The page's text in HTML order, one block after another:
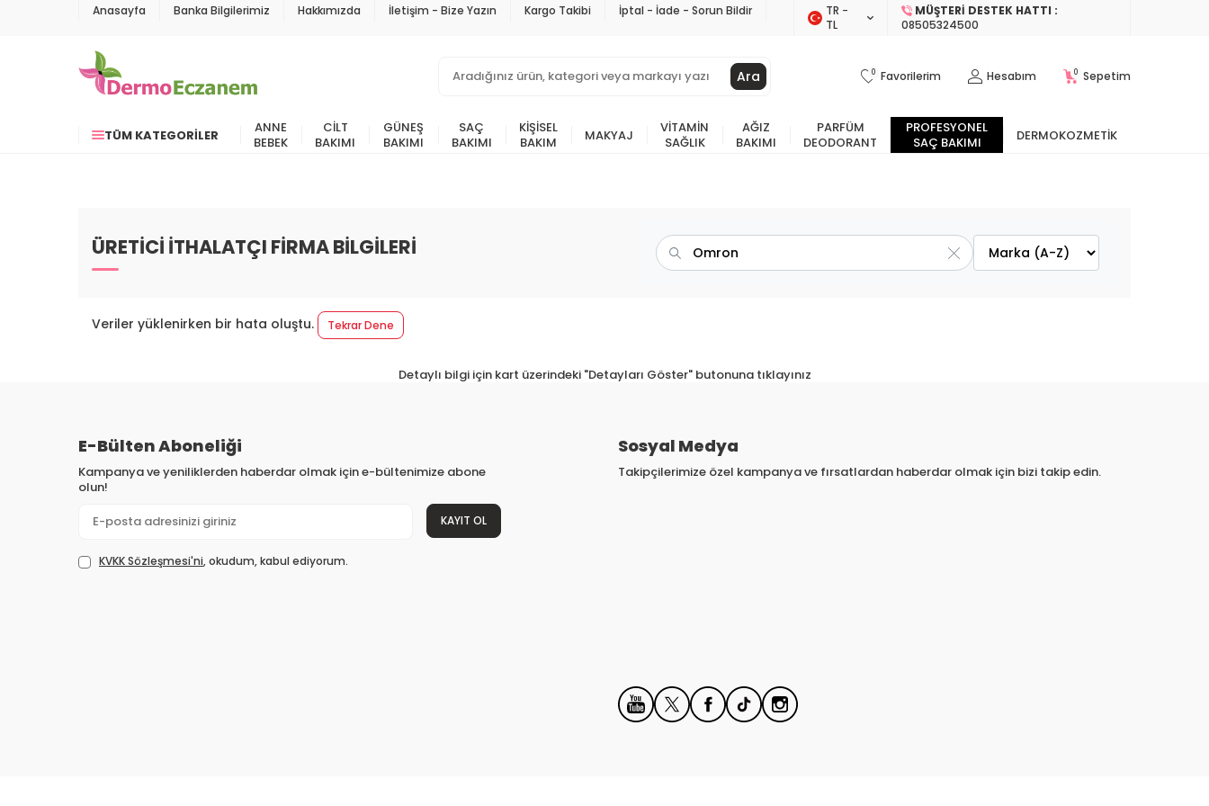
Anasayfa Banka Bilgilerimiz Hakkımızda İletişim - Bize Yazın Kargo Takibi İptal - İade - Sorun Bildir
TR −
TL
MÜŞTERI DESTEK HATTI :
08505324500
Ara 0 Favorilerim Hesabım 0 Sepetim
TÜM KATEGORILER
ANNE
BEBEK
CILT
BAKIMI
GÜNEŞ
BAKIMI
SAÇ
BAKIMI
KIŞISEL
BAKIM
MAKYAJ
VITAMIN
SAĞLIK
AĞIZ
BAKIMI
PARFÜM
DEODORANT
PROFESYONEL
SAÇ BAKIMI
DERMOKOZMETIK
ÜRETİCİ İTHALATÇI FİRMA BİLGİLERİ
Veriler yüklenirken bir hata oluştu. Tekrar Dene
Detaylı bilgi için kart üzerindeki "Detayları Göster" butonuna tıklayınız
E-Bülten Aboneliği
Kampanya ve yeniliklerden haberdar olmak için e-bültenimize abone
olun!
KAYIT OL
KVKK Sözleşmesi'ni, okudum, kabul ediyorum.
Sosyal Medya
Takipçilerimize özel kampanya ve fırsatlardan haberdar olmak için bizi takip edin.